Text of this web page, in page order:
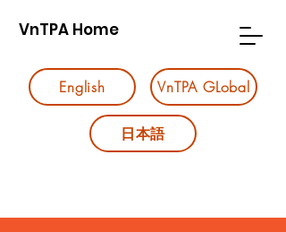
VnTPA Home
English VnTPA GLobal
日本語